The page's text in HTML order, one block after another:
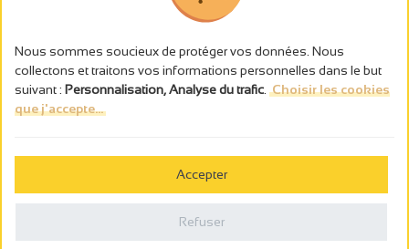
Mentions légales
Politique de confidentialité
Fait en france par
Nous sommes soucieux de protéger vos données. Nous
collectons et traitons vos informations personnelles dans le but
suivant : Personnalisation, Analyse du trafic Choisir les cookies
que j'accepte...
Accepter
Refuser